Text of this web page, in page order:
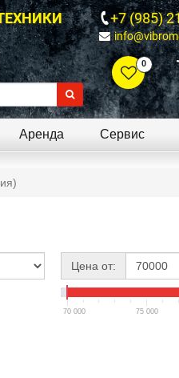
+7 (985)
0
Аренда Сервис
Цена от:
70 000 75 000